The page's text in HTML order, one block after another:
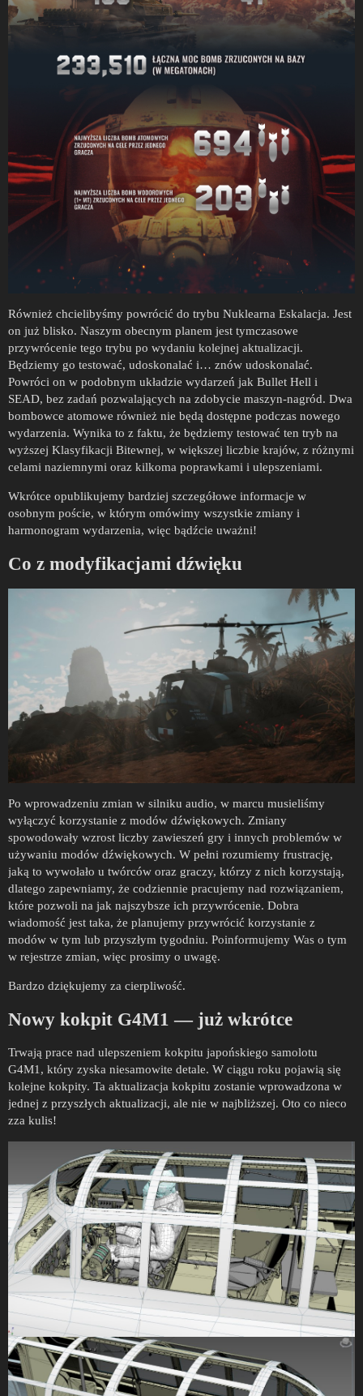
Również chcielibyśmy powrócić do trybu Nuklearna Eskalacja. Jest
on już blisko. Naszym obecnym planem jest tymczasowe
przywrócenie tego trybu po wydaniu kolejnej aktualizacji.
Będziemy go testować, udoskonalać i… znów udoskonalać.
Powróci on w podobnym układzie wydarzeń jak Bullet Hell i
SEAD, bez zadań pozwalających na zdobycie maszyn-nagród. Dwa
bombowce atomowe również nie będą dostępne podczas nowego
wydarzenia. Wynika to z faktu, że będziemy testować ten tryb na
wyższej Klasyfikacji Bitewnej, w większej liczbie krajów, z różnymi
celami naziemnymi oraz kilkoma poprawkami i ulepszeniami.
Wkrótce opublikujemy bardziej szczegółowe informacje w
osobnym poście, w którym omówimy wszystkie zmiany i
harmonogram wydarzenia, więc bądźcie uważni!
Co z modyfikacjami dźwięku
Po wprowadzeniu zmian w silniku audio, w marcu musieliśmy
wyłączyć korzystanie z modów dźwiękowych. Zmiany
spowodowały wzrost liczby zawieszeń gry i innych problemów w
używaniu modów dźwiękowych. W pełni rozumiemy frustrację,
jaką to wywołało u twórców oraz graczy, którzy z nich korzystają,
dlatego zapewniamy, że codziennie pracujemy nad rozwiązaniem,
które pozwoli na jak najszybsze ich przywrócenie. Dobra
wiadomość jest taka, że planujemy przywrócić korzystanie z
modów w tym lub przyszłym tygodniu. Poinformujemy Was o tym
w rejestrze zmian, więc prosimy o uwagę.
Bardzo dziękujemy za cierpliwość.
Nowy kokpit G4M1 — już wkrótce
Trwają prace nad ulepszeniem kokpitu japońskiego samolotu
G4M1, który zyska niesamowite detale. W ciągu roku pojawią się
kolejne kokpity. Ta aktualizacja kokpitu zostanie wprowadzona w
jednej z przyszłych aktualizacji, ale nie w najbliższej. Oto co nieco
zza kulis!